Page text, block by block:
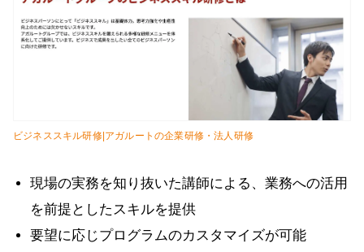
ビジネススキル研修|アガルートの企業研修・法人研修
現場の実務を知り抜いた講師による、業務への活用
を前提としたスキルを提供
要望に応じプログラムのカスタマイズが可能